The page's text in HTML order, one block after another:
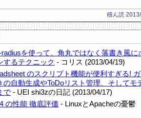
積ん読
radiusを使って、角丸ではなく落書き風に
するテクニック - コリス (2013/04/19)
のスクリプト機能が便利すぎる!
の自動生成やToDoリスト管理、そしてモ
で - UEI shi3zの日記 (2013/04/17)
の性能 徹底評価 - LinuxとApacheの憂鬱